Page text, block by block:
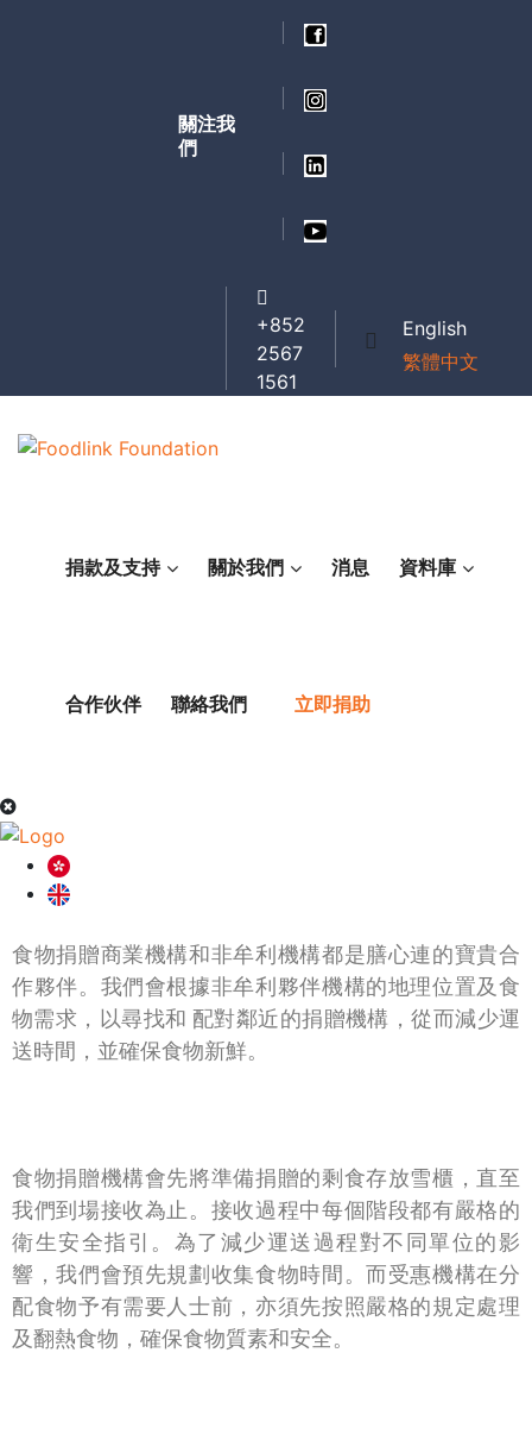
關注我
們
+852
2567
1561
English
繁體中文
捐款及支持 關於我們 消息 資料庫
合作伙伴 聯絡我們 立即捐助
食物捐贈商業機構和非牟利機構都是膳心連的寶貴合
作夥伴。我們會根據非牟利夥伴機構的地理位置及食
物需求，以尋找和 配對鄰近的捐贈機構，從而減少運
送時間，並確保食物新鮮。
食物捐贈機構會先將準備捐贈的剩食存放雪櫃，直至
我們到場接收為止。接收過程中每個階段都有嚴格的
衛生安全指引。為了減少運送過程對不同單位的影
響，我們會預先規劃收集食物時間。而受惠機構在分
配食物予有需要人士前，亦須先按照嚴格的規定處理
及翻熱食物，確保食物質素和安全。